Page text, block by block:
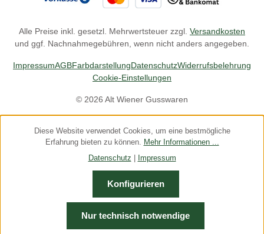
Alle Preise inkl. gesetzl. Mehrwertsteuer zzgl. Versandkosten
und ggf. Nachnahmegebühren, wenn nicht anders angegeben.
© 2026 Alt Wiener Gusswaren
ImpressumAGBFarbdarstellungDatenschutzWiderrufsbelehrung
Cookie-Einstellungen
Diese Website verwendet Cookies, um eine bestmögliche
Erfahrung bieten zu können. Mehr Informationen ...
Datenschutz
Impressum
Nur technisch notwendige
Konfigurieren